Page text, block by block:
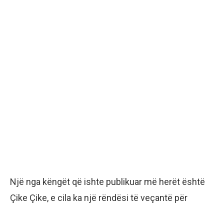
Një nga këngët që ishte publikuar më herët është
Çike Çike, e cila ka një rëndësi të veçantë për